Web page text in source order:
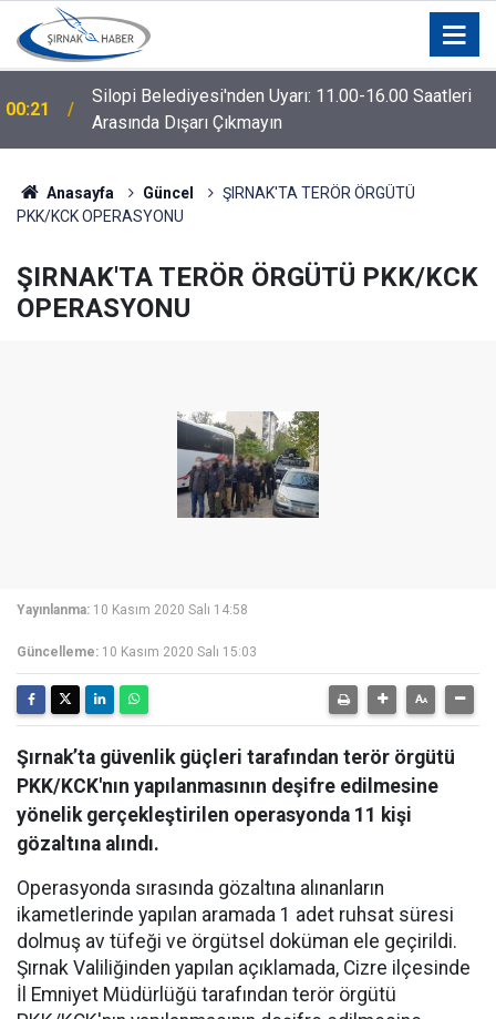
00:21
Silopi Belediyesi'nden Uyarı: 11.00-16.00 Saatleri
Arasında Dışarı Çıkmayın
Anasayfa Güncel
ŞIRNAK'TA TERÖR ÖRGÜTÜ
PKK/KCK OPERASYONU
ŞIRNAK'TA TERÖR ÖRGÜTÜ PKK/KCK
OPERASYONU
Yayınlanma: 10 Kasım 2020 Salı 14:58
Güncelleme: 10 Kasım 2020 Salı 15:03
Şırnak’ta güvenlik güçleri tarafından terör örgütü
PKK/KCK'nın yapılanmasının deşifre edilmesine
yönelik gerçekleştirilen operasyonda 11 kişi
gözaltına alındı.
Operasyonda sırasında gözaltına alınanların
ikametlerinde yapılan aramada 1 adet ruhsat süresi
dolmuş av tüfeği ve örgütsel doküman ele geçirildi.
Şırnak Valiliğinden yapılan açıklamada, Cizre ilçesinde
İl Emniyet Müdürlüğü tarafından terör örgütü